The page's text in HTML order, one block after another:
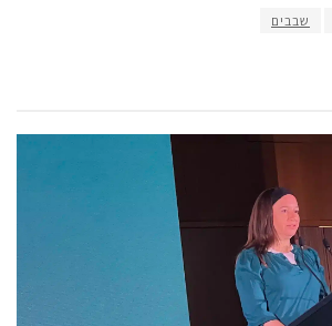
שבבים